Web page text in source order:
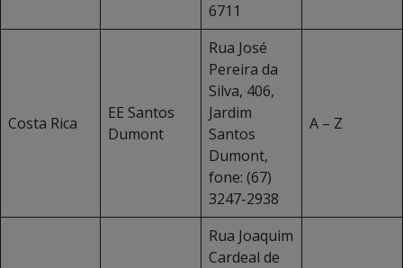
6711
Costa Rica
EE Santos
Dumont
Rua José
Pereira da
Silva, 406,
Jardim
Santos
Dumont,
fone: (67)
3247-2938
A – Z
Rua Joaquim
Cardeal de